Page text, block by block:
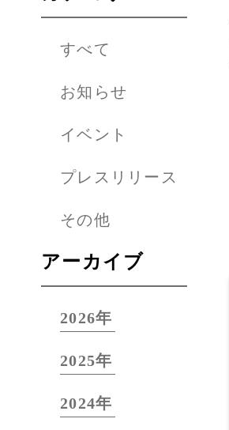
すべて
お知らせ
イベント
プレスリリース
その他
アーカイブ
2026年
2025年
2024年